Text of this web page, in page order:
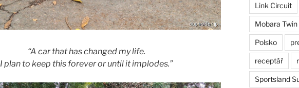
“A car that has changed my life.
I plan to keep this forever or until it implodes.”
Link Circuit
Mobara Twin
Polsko
receptář
Sportsland